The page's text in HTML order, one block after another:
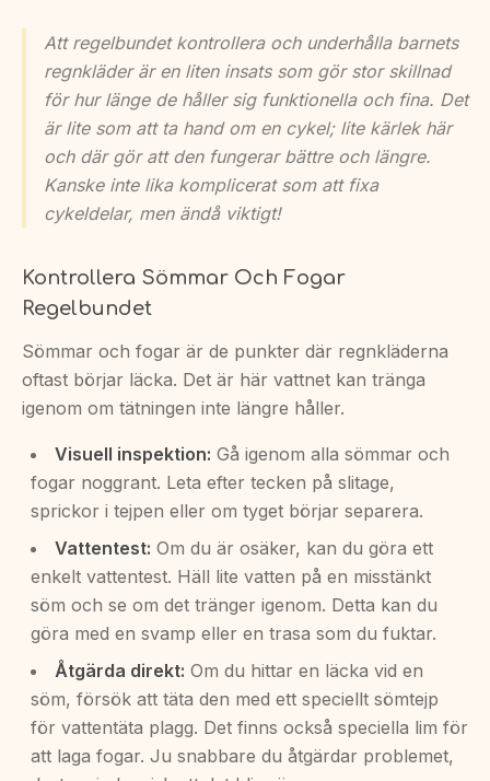
Att regelbundet kontrollera och underhålla barnets
regnkläder är en liten insats som gör stor skillnad
för hur länge de håller sig funktionella och fina. Det
är lite som att ta hand om en cykel; lite kärlek här
och där gör att den fungerar bättre och längre.
Kanske inte lika komplicerat som att fixa
cykeldelar, men ändå viktigt!
Kontrollera Sömmar Och Fogar
Regelbundet
Sömmar och fogar är de punkter där regnkläderna
oftast börjar läcka. Det är här vattnet kan tränga
igenom om tätningen inte längre håller.
Visuell inspektion: Gå igenom alla sömmar och
fogar noggrant. Leta efter tecken på slitage,
sprickor i tejpen eller om tyget börjar separera.
Vattentest: Om du är osäker, kan du göra ett
enkelt vattentest. Häll lite vatten på en misstänkt
söm och se om det tränger igenom. Detta kan du
göra med en svamp eller en trasa som du fuktar.
Åtgärda direkt: Om du hittar en läcka vid en
söm, försök att täta den med ett speciellt sömtejp
för vattentäta plagg. Det finns också speciella lim för
att laga fogar. Ju snabbare du åtgärdar problemet,